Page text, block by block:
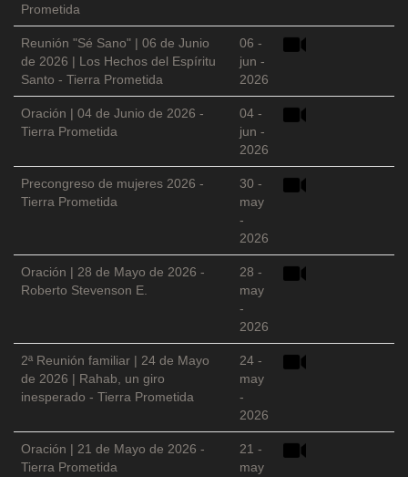
Prometida
Reunión "Sé Sano" | 06 de Junio
de 2026 | Los Hechos del Espíritu
Santo - Tierra Prometida
06 -
jun -
2026
Oración | 04 de Junio de 2026 -
Tierra Prometida
04 -
jun -
2026
Precongreso de mujeres 2026 -
Tierra Prometida
30 -
may
-
2026
Oración | 28 de Mayo de 2026 -
Roberto Stevenson E.
28 -
may
-
2026
2ª Reunión familiar | 24 de Mayo
de 2026 | Rahab, un giro
inesperado - Tierra Prometida
24 -
may
-
2026
Oración | 21 de Mayo de 2026 -
Tierra Prometida
21 -
may